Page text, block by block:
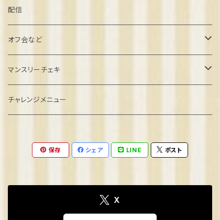
葉月しいな誕生日2022
北村こむぎ誕生日2022
璃雲ゆぅい誕生日2022
餅望きなこ誕生日2022
めりの誕生日2022
2023
配信
オフ会など
忘年会クラファン
オフ会参加
マンスリーチェキ
２０２４年８月
2024年10月
2024年11月
チャレンジメニュー
保存 シェア LINE ポスト
X